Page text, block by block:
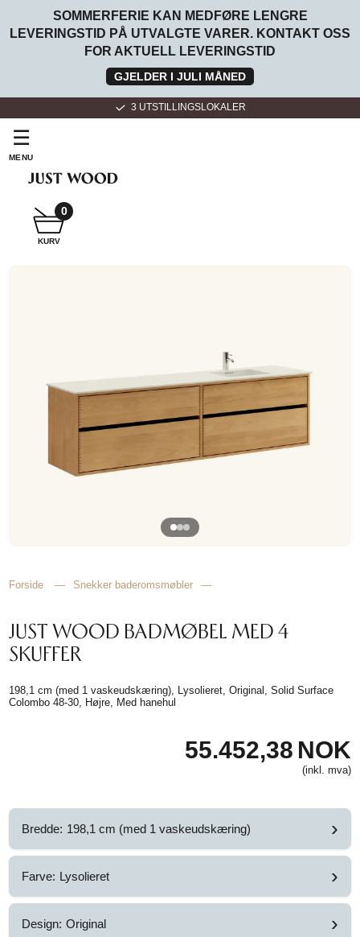
SOMMERFERIE KAN MEDFØRE LENGRE
LEVERINGSTID PÅ UTVALGTE VARER. KONTAKT OSS
FOR AKTUELL LEVERINGSTID
GJELDER I JULI MÅNED
3 UTSTILLINGSLOKALER
☰
MENU
SNEKKER
INSPIRASJON
KURV
0
Forside — Snekker baderomsmøbler —
JUST WOOD BADMØBEL MED 4
SKUFFER
198,1 cm (med 1 vaskeudskæring), Lysolieret, Original, Solid Surface
Colombo 48-30, Højre, Med hanehul
55.452,38 NOK
(inkl. mva)
Bredde: 198,1 cm (med 1 vaskeudskæring) ›
Farve: Lysolieret ›
Design: Original ›